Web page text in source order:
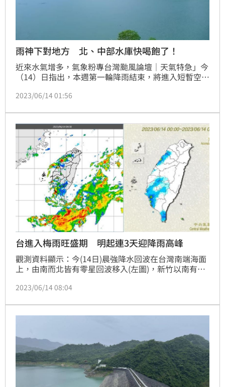
雨神下對地方 北、中部水庫快喝飽了！
近來水氣增多，氣象粉專台灣颱風論壇｜天氣特急」今
（14）日指出，本週第一輪降雨結束，將進入短暫空
基水庫外，北、中部的水庫受惠於前幾次降雨都快喝飽
2023/06/14 01:56
台進入梅雨旺盛期 明起連3天迎降雨高峰
觀測資料顯示：今(14日)晨強降水回波在台灣南端海面
上，由南而北皆有零星回波移入(左圖)，新竹以南有局
24度〔北部(基隆七堵區)21.8度，中部(嘉義東區)23.8
度〕。(再降請自行更新)
2023/06/14 08:04